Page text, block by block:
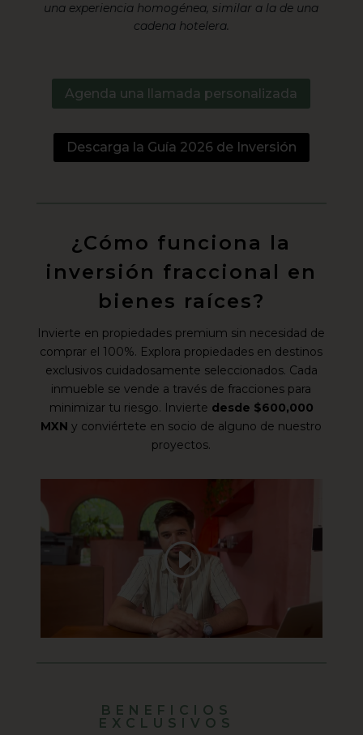
una experiencia homogénea, similar a la de una
cadena hotelera.
Agenda una llamada personalizada
Descarga la Guía 2026 de Inversión
¿Cómo funciona la
inversión fraccional en
bienes raíces?
Invierte en propiedades premium sin necesidad de
comprar el 100%. Explora propiedades en destinos
exclusivos cuidadosamente seleccionados. Cada
inmueble se vende a través de fracciones para
minimizar tu riesgo. Invierte desde $600,000
MXN y conviértete en socio de alguno de nuestro
proyectos.
BENEFICIOS
EXCLUSIVOS